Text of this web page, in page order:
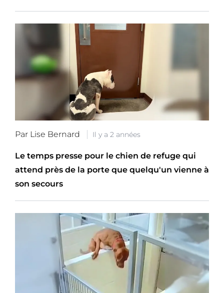
Par Lise Bernard Il y a 2 années
Le temps presse pour le chien de refuge qui
attend près de la porte que quelqu'un vienne à
son secours